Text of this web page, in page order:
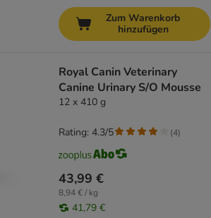
Zum Warenkorb
hinzufügen
Royal Canin Veterinary
Canine Urinary S/O Mousse
12 x 410 g
43,99 €
8,94 € / kg
41,79 €
Rating: 4.3/5 (4)